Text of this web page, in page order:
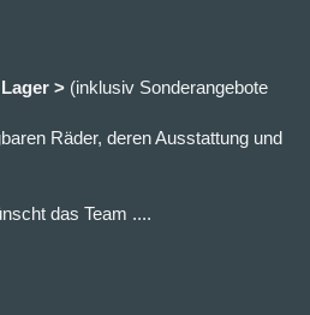
> (inklusiv Sonderangebote
Räder, deren Ausstattung und
das Team ....